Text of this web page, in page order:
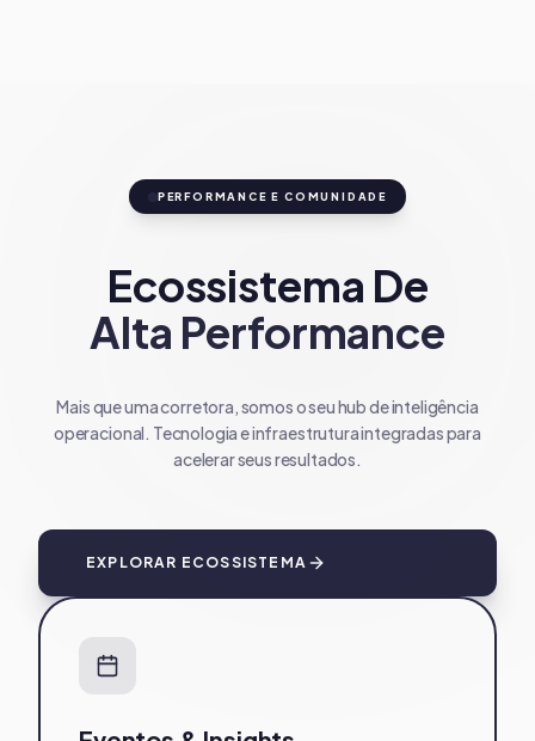
PERFORMANCE E COMUNIDADE
Ecossistema De
Alta Performance
Mais que uma corretora, somos o seu hub de inteligência
operacional. Tecnologia e infraestrutura integradas para
acelerar seus resultados.
EXPLORAR ECOSSISTEMA